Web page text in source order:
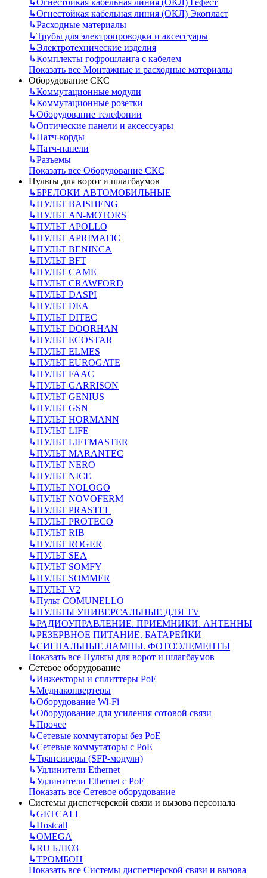
↳Огнестойкая кабельная линия (ОКЛ) Гефест
↳Огнестойкая кабельная линия (ОКЛ) Экопласт
↳Расходные материалы
↳Трубы для электропроводки и аксессуары
↳Электротехнические изделия
↳Комплекты гофрошланга с кабелем
Показать все Монтажные и расходные материалы
Оборудование СКС
↳Коммутационные модули
↳Коммутационные розетки
↳Оборудование телефонии
↳Оптические панели и аксессуары
↳Патч-корды
↳Патч-панели
↳Разъемы
Показать все Оборудование СКС
Пульты для ворот и шлагбаумов
↳БРЕЛОКИ АВТОМОБИЛЬНЫЕ
↳ПУЛЬТ BAISHENG
↳ПУЛЬТ AN-MOTORS
↳ПУЛЬТ APOLLO
↳ПУЛЬТ APRIMATIC
↳ПУЛЬТ BENINCA
↳ПУЛЬТ BFT
↳ПУЛЬТ CAME
↳ПУЛЬТ CRAWFORD
↳ПУЛЬТ DASPI
↳ПУЛЬТ DEA
↳ПУЛЬТ DITEC
↳ПУЛЬТ DOORHAN
↳ПУЛЬТ ECOSTAR
↳ПУЛЬТ ELMES
↳ПУЛЬТ EUROGATE
↳ПУЛЬТ FAAC
↳ПУЛЬТ GARRISON
↳ПУЛЬТ GENIUS
↳ПУЛЬТ GSN
↳ПУЛЬТ HORMANN
↳ПУЛЬТ LIFE
↳ПУЛЬТ LIFTMASTER
↳ПУЛЬТ MARANTEC
↳ПУЛЬТ NERO
↳ПУЛЬТ NICE
↳ПУЛЬТ NOLOGO
↳ПУЛЬТ NOVOFERM
↳ПУЛЬТ PRASTEL
↳ПУЛЬТ PROTECO
↳ПУЛЬТ RIB
↳ПУЛЬТ ROGER
↳ПУЛЬТ SEA
↳ПУЛЬТ SOMFY
↳ПУЛЬТ SOMMER
↳ПУЛЬТ V2
↳Пульт СOMUNELLO
↳ПУЛЬТЫ УНИВЕРСАЛЬНЫЕ ДЛЯ TV
↳РАДИОУПРАВЛЕНИЕ. ПРИЕМНИКИ. АНТЕННЫ
↳РЕЗЕРВНОЕ ПИТАНИЕ. БАТАРЕЙКИ
↳СИГНАЛЬНЫЕ ЛАМПЫ. ФОТОЭЛЕМЕНТЫ
Показать все Пульты для ворот и шлагбаумов
Сетевое оборудование
↳Инжекторы и сплиттеры РоЕ
↳Медиаконвертеры
↳Оборудование Wi-Fi
↳Оборудование для усиления сотовой связи
↳Прочее
↳Сетевые коммутаторы без РоЕ
↳Сетевые коммутаторы с РоЕ
↳Трансиверы (SFP-модули)
↳Удлинители Ethernet
↳Удлинители Ethernet с PoE
Показать все Сетевое оборудование
Системы диспетчерской связи и вызова персонала
↳GETCALL
↳Hostcall
↳OMEGA
↳RU БЛЮЗ
↳ТРОМБОН
Показать все Системы диспетчерской связи и вызова